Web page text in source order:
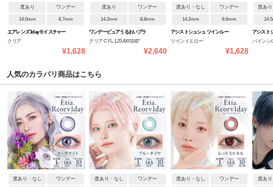
度あり ワンデー
14.0mm 8.7mm
エアレンズ 1day モイスチャー
クリア
¥1,628
度あり ワンデー
14.2mm 8.8mm
ワンデーピュアうるおいプラ
クリア CYL-1.25 AXIS180°
¥2,640
度あり・なし ワンデー
14.2mm 8.6mm
アシストシュシュ ツインルー
ツインイエロー
¥1,628
度あ
アシスト
パインシ
人気のカラバリ商品はこちら
度あり・なし ワンデー 度あり・なし ワンデー 度あり・なし ワンデー 度あ